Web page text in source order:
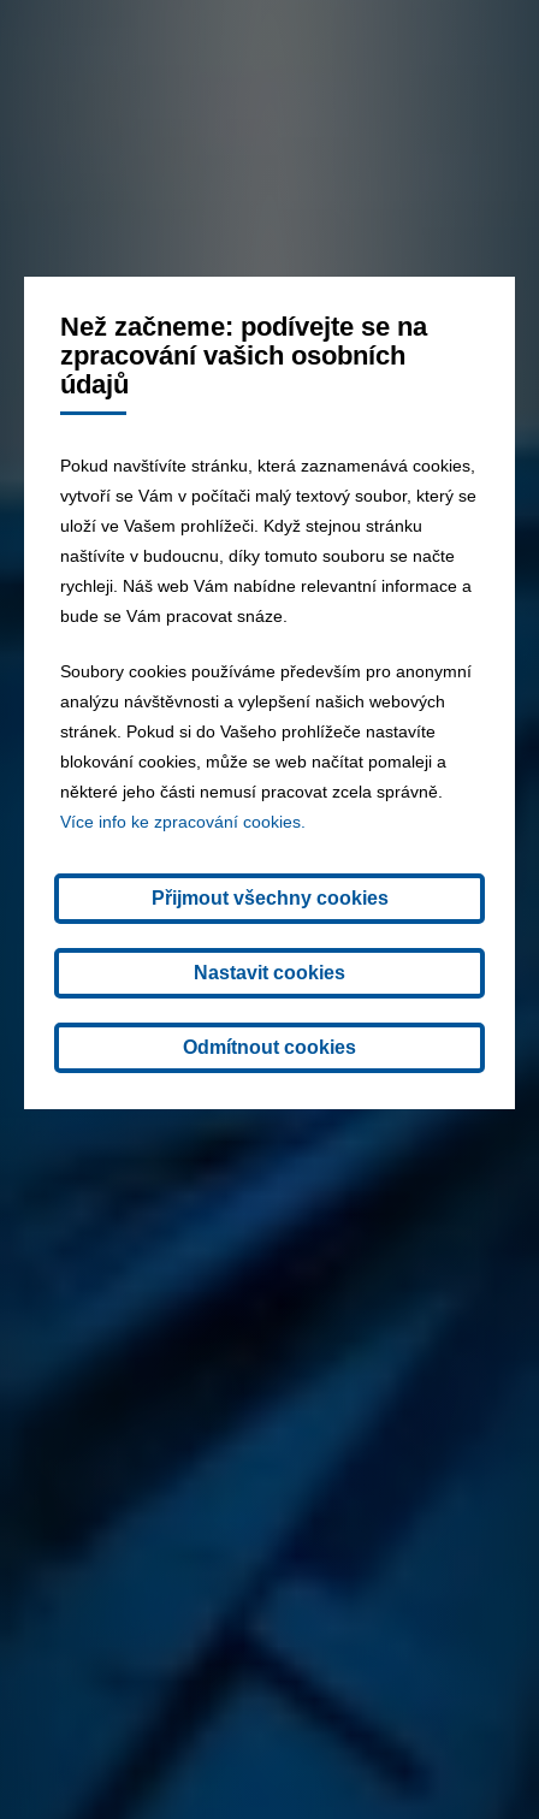
Než začneme: podívejte se na
zpracování vašich osobních
údajů
Pokud navštívíte stránku, která zaznamenává cookies,
vytvoří se Vám v počítači malý textový soubor, který se
uloží ve Vašem prohlížeči. Když stejnou stránku
naštívíte v budoucnu, díky tomuto souboru se načte
rychleji. Náš web Vám nabídne relevantní informace a
bude se Vám pracovat snáze.
Soubory cookies používáme především pro anonymní
analýzu návštěvnosti a vylepšení našich webových
stránek. Pokud si do Vašeho prohlížeče nastavíte
blokování cookies, může se web načítat pomaleji a
některé jeho části nemusí pracovat zcela správně.
Více info ke zpracování cookies.
Přijmout všechny cookies
Nastavit cookies
Odmítnout cookies